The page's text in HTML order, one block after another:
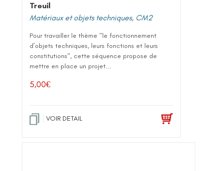
Treuil
Matériaux et objets techniques, CM2
Pour travailler le thème "le fonctionnement
d’objets techniques, leurs fonctions et leurs
constitutions", cette séquence propose de
mettre en place un projet...
5,00€
VOIR DETAIL